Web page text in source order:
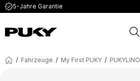
5-Jahre Garantie
/ Fahrzeuge / My First PUKY / PUKYLINO